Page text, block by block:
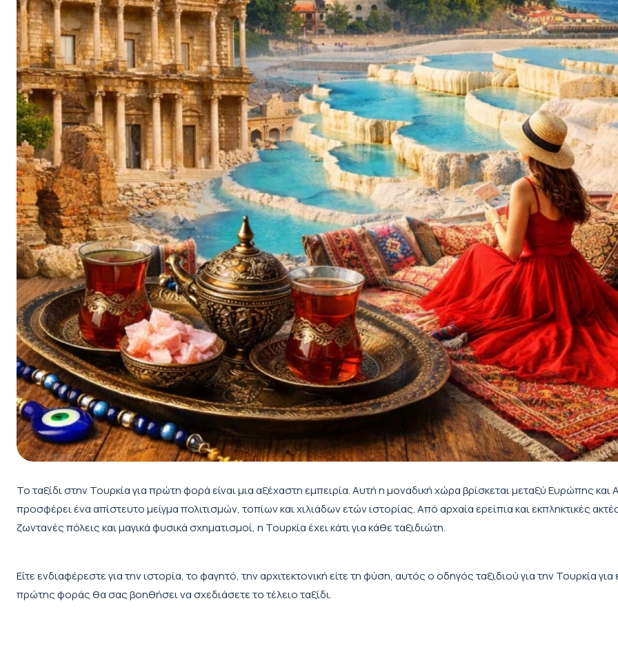
Το ταξίδι στην Τουρκία για πρώτη φορά είναι μια αξέχαστη εμπειρία. Αυτή η μοναδική χώρα βρίσκεται μεταξύ Ευρώπης και
προσφέρει ένα απίστευτο μείγμα πολιτισμών, τοπίων και χιλιάδων ετών ιστορίας. Από αρχαία ερείπια και εκπληκτικές
ζωντανές πόλεις και μαγικά φυσικά σχηματισμοί, η Τουρκία έχει κάτι για κάθε ταξιδιώτη.
Είτε ενδιαφέρεστε για την ιστορία, το φαγητό, την αρχιτεκτονική είτε τη φύση, αυτός ο οδηγός ταξιδιού για την Τουρκία για
πρώτης φοράς θα σας βοηθήσει να σχεδιάσετε το τέλειο ταξίδι.